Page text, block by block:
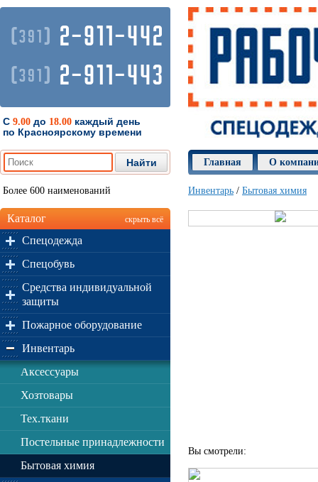
(391) 2-911-442
(391) 2-911-443
С 9.00 до 18.00 каждый день
по Красноярскому времени
Главная О
Более 600 наименований
Каталог скрыть всё
Спецодежда
Спецобувь
Средства индивидуальной
защиты
Пожарное оборудование
Инвентарь
Аксессуары
Хозтовары
Тех.ткани
Постельные принадлежности
Бытовая химия
Инвентарь / Бытовая химия
Вы смотрели: